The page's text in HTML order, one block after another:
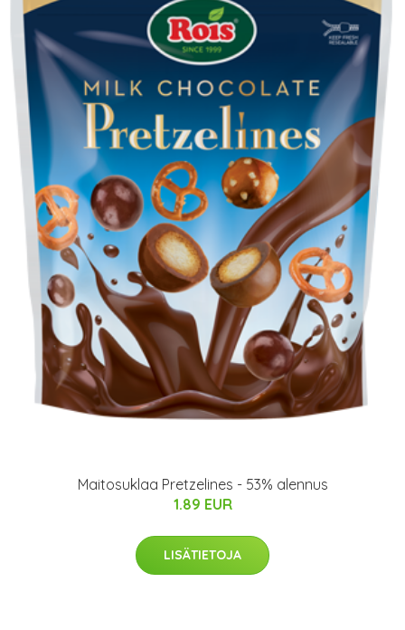
Maitosuklaa Pretzelines - 53% alennus
1.89 EUR
LISÄTIETOJA